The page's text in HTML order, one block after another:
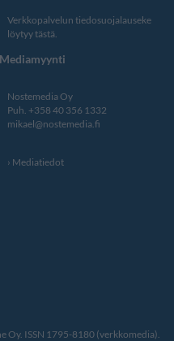
Verkkopalvelun tiedosuojalauseke
löytyy tästä.
Mediamyynti
Nostemedia Oy
Puh. +358 40 356 1332
mikael@nostemedia.fi
Mediatiedot
Oy. ISSN 1795-8180 (verkkomedia).